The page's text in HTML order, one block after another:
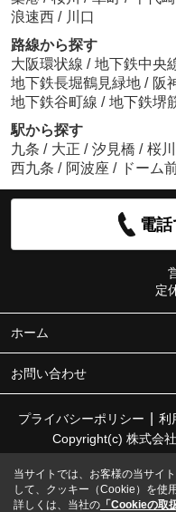
浪速西 / 川口
路線から探す
大阪環状線 / 地下鉄中央
地下鉄長堀鶴見緑地 / 阪
地下鉄谷町線 / 地下鉄堺
駅から探す
九条 / 大正 / 汐見橋 / 桜川
西九条 / 阿波座 / ドーム
電
定
ホーム
お問い合わせ
プライバシーポリシー 利
Copyright(c) 株式会
当サイトでは、お客様の当サイ
して、クッキー（Cookie）を使
詳しくは、当社の 「Cookieの取